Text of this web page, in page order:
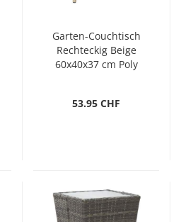
Garten-Couchtisch
Rechteckig Beige
60x40x37 cm Poly
53.95 CHF